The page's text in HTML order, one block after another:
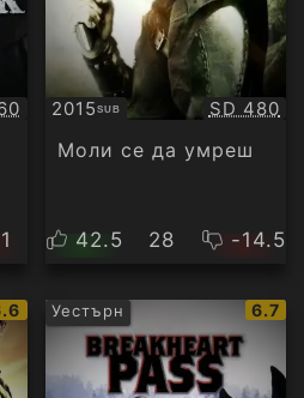
2015SUB
Субтитри SD 480
Моли се да умреш
42.5 28 -14.5
Уестърн
IMDb
6.7